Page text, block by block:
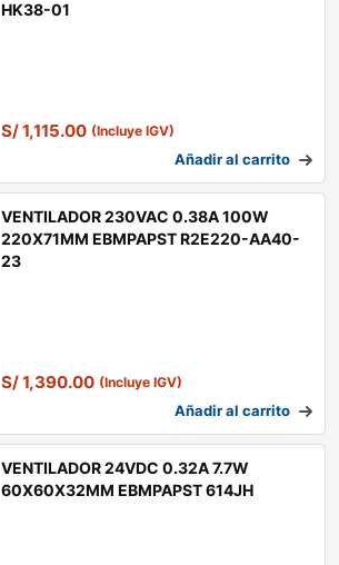
HK38-01
S/1,115.00 (Incluye IGV)
Añadir al carrito
VENTILADOR 230VAC 0.38A 100W
220X71MM EBMPAPST R2E220-AA40-
23
S/1,390.00 (Incluye IGV)
Añadir al carrito
VENTILADOR 24VDC 0.32A 7.7W
60X60X32MM EBMPAPST 614JH